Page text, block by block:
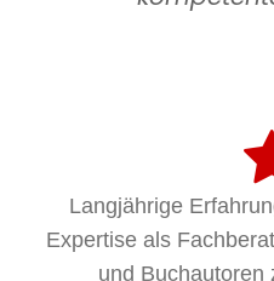
Langjährige
Expertise als
und Buchautoren